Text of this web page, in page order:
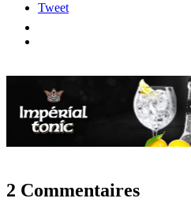
Tweet
2 Commentaires